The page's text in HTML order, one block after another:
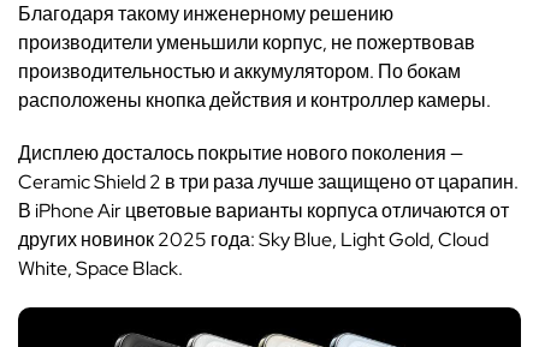
Благодаря такому инженерному решению
производители уменьшили корпус, не пожертвовав
производительностью и аккумулятором. По бокам
расположены кнопка действия и контроллер камеры.
Дисплею досталось покрытие нового поколения —
Ceramic Shield 2 в три раза лучше защищено от царапин.
В iPhone Air цветовые варианты корпуса отличаются от
других новинок 2025 года: Sky Blue, Light Gold, Cloud
White, Space Black.